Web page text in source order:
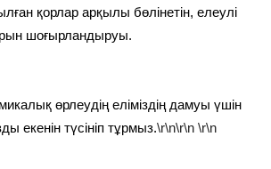
қорлар арқылы бөлінетін, елеулі
шоғырландыруы.
өрлеудің еліміздің дамуы үшін
екенін түсініп тұрмыз.\r\n\r\n \r\n